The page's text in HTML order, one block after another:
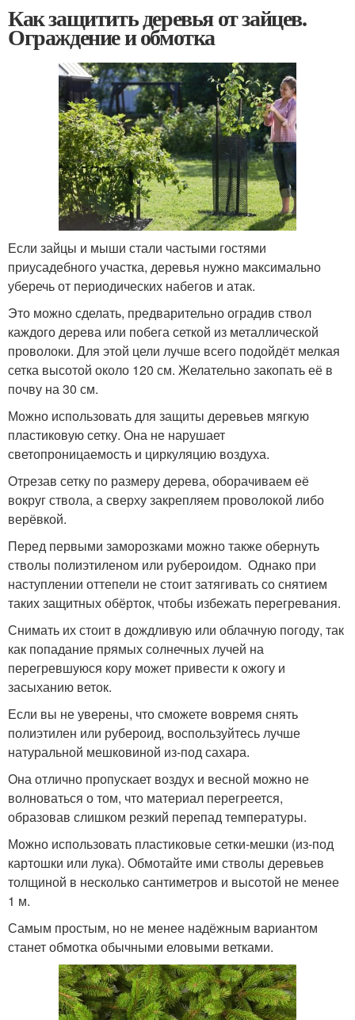
Как защитить деревья от зайцев.
Ограждение и обмотка
Если зайцы и мыши стали частыми гостями
приусадебного участка, деревья нужно максимально
уберечь от периодических набегов и атак.
Это можно сделать, предварительно оградив ствол
каждого дерева или побега сеткой из металлической
проволоки. Для этой цели лучше всего подойдёт мелкая
сетка высотой около 120 см. Желательно закопать её в
почву на 30 см.
Можно использовать для защиты деревьев мягкую
пластиковую сетку. Она не нарушает
светопроницаемость и циркуляцию воздуха.
Отрезав сетку по размеру дерева, оборачиваем её
вокруг ствола, а сверху закрепляем проволокой либо
верёвкой.
Перед первыми заморозками можно также обернуть
стволы полиэтиленом или рубероидом. Однако при
наступлении оттепели не стоит затягивать со снятием
таких защитных обёрток, чтобы избежать перегревания.
Снимать их стоит в дождливую или облачную погоду, так
как попадание прямых солнечных лучей на
перегревшуюся кору может привести к ожогу и
засыханию веток.
Если вы не уверены, что сможете вовремя снять
полиэтилен или рубероид, воспользуйтесь лучше
натуральной мешковиной из-под сахара.
Она отлично пропускает воздух и весной можно не
волноваться о том, что материал перегреется,
образовав слишком резкий перепад температуры.
Можно использовать пластиковые сетки-мешки (из-под
картошки или лука). Обмотайте ими стволы деревьев
толщиной в несколько сантиметров и высотой не менее
1 м.
Самым простым, но не менее надёжным вариантом
станет обмотка обычными еловыми ветками.